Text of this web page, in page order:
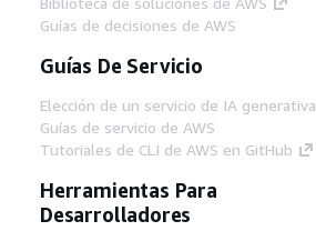
Guías de decisiones de AWS
Guías De Servicio
Elección de un servicio de IA generativa
Guías de servicio de AWS
Tutoriales de CLI de AWS en GitHub
Herramientas Para
Desarrolladores